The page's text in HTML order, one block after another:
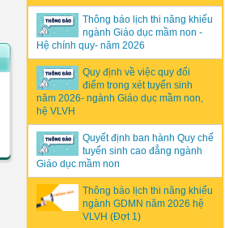
Thông báo lịch thi năng khiếu
ngành Giáo dục mầm non -
Hệ chính quy- năm 2026
Quy định về việc quy đổi
điểm trong xét tuyển sinh
năm 2026- ngành Giáo dục mầm non,
hệ VLVH
Quyết định ban hành Quy chế
tuyển sinh cao đẳng ngành
Giáo dục mầm non
Thông báo lịch thi năng khiếu
ngành GDMN năm 2026 hệ
VLVH (Đợt 1)